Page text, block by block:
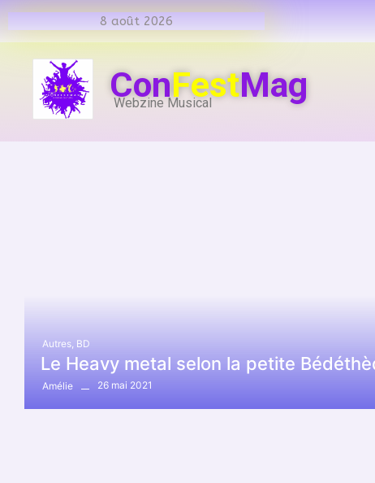
8 août 2026
ConFestMag
Webzine Musical
Autres BD
Le Heavy metal selon la petite
Amélie 26 mai 2021